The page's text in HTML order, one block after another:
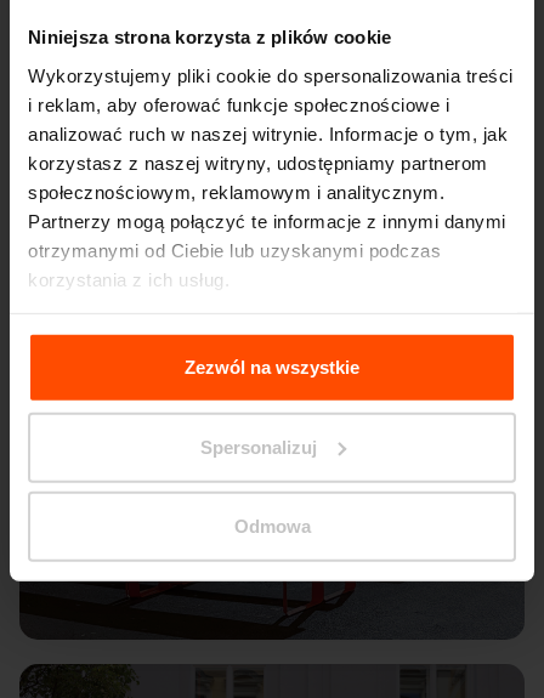
Niniejsza strona korzysta z plików cookie
Wykorzystujemy pliki cookie do spersonalizowania treści
i reklam, aby oferować funkcje społecznościowe i
analizować ruch w naszej witrynie. Informacje o tym, jak
korzystasz z naszej witryny, udostępniamy partnerom
społecznościowym, reklamowym i analitycznym.
Partnerzy mogą połączyć te informacje z innymi danymi
otrzymanymi od Ciebie lub uzyskanymi podczas
korzystania z ich usług.
Więcej informacji można znaleźć na stroniePrinciples
Relating to the Processing Personal Data
Zezwól na wszystkie
Spersonalizuj
Odmowa
Seattle – Popup park